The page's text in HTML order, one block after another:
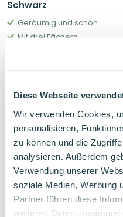
Diese Webseite
Wir verwenden Cookies,
personalisieren,
zu können und die
analysieren. Außerdem
Verwendung unserer
soziale Medien, Werbung
Partner führen diese
weiteren Daten
Schwarz
Geräumig und schön
Mit drei Fächern
Verwandte